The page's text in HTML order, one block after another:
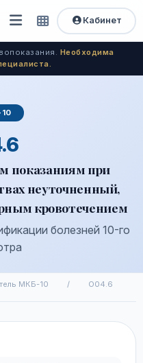
Открыть
меню
Быстрый
доступ
Кабинет
Необходима
показаниям при
неуточненный,
кровотечением
болезней 10-го
МКБ-10 / O04.6